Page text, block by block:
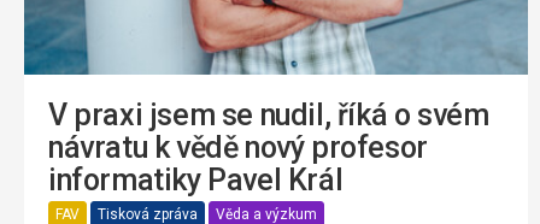
V praxi jsem se nudil, říká o svém
návratu k vědě nový profesor
informatiky Pavel Král
FAV Tisková zpráva Věda a výzkum